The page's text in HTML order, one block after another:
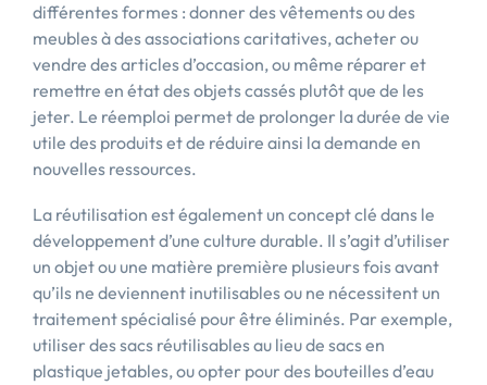
différentes formes : donner des vêtements ou des
meubles à des associations caritatives, acheter ou
vendre des articles d’occasion, ou même réparer et
remettre en état des objets cassés plutôt que de les
jeter. Le réemploi permet de prolonger la durée de vie
utile des produits et de réduire ainsi la demande en
nouvelles ressources.
La réutilisation est également un concept clé dans le
développement d’une culture durable. Il s’agit d’utiliser
un objet ou une matière première plusieurs fois avant
qu’ils ne deviennent inutilisables ou ne nécessitent un
traitement spécialisé pour être éliminés. Par exemple,
utiliser des sacs réutilisables au lieu de sacs en
plastique jetables, ou opter pour des bouteilles d’eau